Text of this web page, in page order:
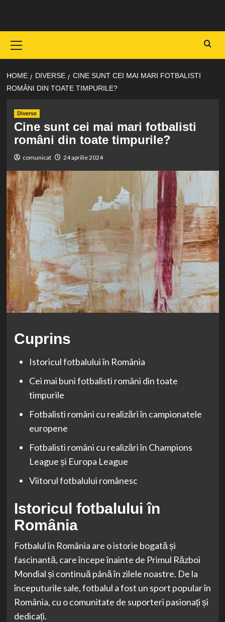
content
Menu
HOME DIVERSE
CINE SUNT CEI MAI MARI FOTBALISTI
ROMÂNI DIN TOATE TIMPURILE?
Diverse
Cine sunt cei mai mari fotbalisti
români din toate timpurile?
comunicat 24 aprilie 2024
Cuprins
Istoricul fotbalului în România
Cei mai buni fotbalisti români din toate
timpurile
Fotbalisti români cu realizări în campionatele
europene
Fotbalisti români cu realizări în Champions
League și Europa League
Viitorul fotbalului românesc
Istoricul fotbalului în
România
Fotbalul în România are o istorie bogată și
fascinantă, care începe înainte de Primul Război
Mondial și continuă până în zilele noastre. De la
începuturile sale, fotbalul a fost un sport popular în
România, cu o comunitate de suporteri pasionați și
dedicați.